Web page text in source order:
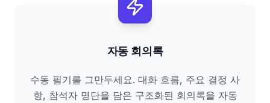
자동 회의록
수동 필기를 그만두세요. 대화 흐름, 주요 결정 사
항, 참석자 명단을 담은 구조화된 회의록을 자동